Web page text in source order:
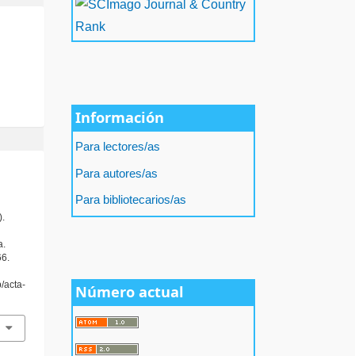
acta-
Información
Para lectores/as
Para autores/as
Para bibliotecarios/as
Número actual